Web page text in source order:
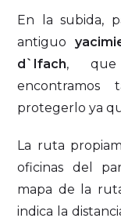
En la subida,
antiguo
d`Ifach, que
encontramos
protegerlo ya
La ruta
oficinas del
mapa de la
indica la